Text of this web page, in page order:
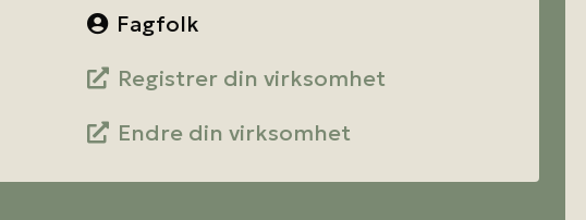
Fagfolk
Registrer din virksomhet
Endre din virksomhet